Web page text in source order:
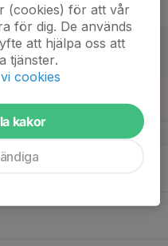
(cookies) för att vår
för dig. De används
att hjälpa oss att
tjänster.
cookies
kakor